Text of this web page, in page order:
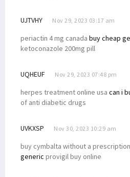
UJTVHY Nov 29, 2023 03:17 am
periactin 4 mg canada buy cheap
ketoconazole 200mg pill
UQHEUF Nov 29, 2023 07:48 pm
herpes treatment online usa can i
of anti diabetic drugs
UVKXSP Nov 30, 2023 10:29 am
buy cymbalta without a prescription
generic provigil buy online